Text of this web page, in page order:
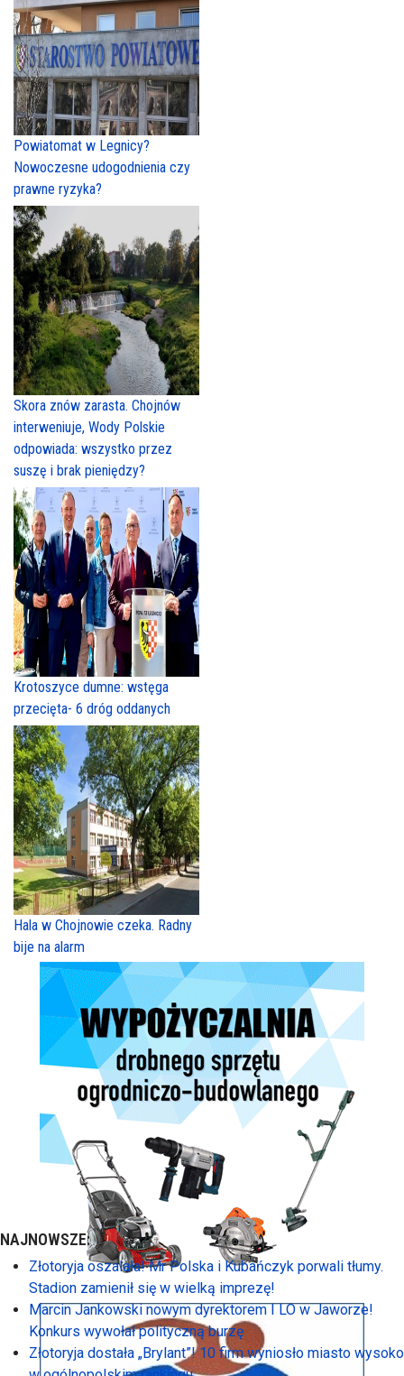
Powiatomat w Legnicy?
Nowoczesne udogodnienia czy
prawne ryzyka?
Skora znów zarasta. Chojnów
interweniuje, Wody Polskie
odpowiada: wszystko przez
suszę i brak pieniędzy?
Krotoszyce dumne: wstęga
przecięta- 6 dróg oddanych
Hala w Chojnowie czeka. Radny
bije na alarm
NAJNOWSZE:
Złotoryja oszalała! Mr Polska i Kubańczyk porwali tłumy.
Stadion zamienił się w wielką imprezę!
Marcin Jankowski nowym dyrektorem I LO w Jaworze!
Konkurs wywołał polityczną burzę
Złotoryja dostała „Brylant”! 10 firm wyniosło miasto wysoko